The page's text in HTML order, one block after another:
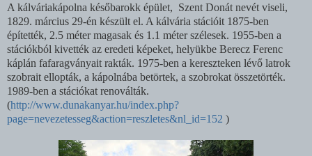
A kálváriakápolna későbarokk épület, Szent Donát nevét viseli,
1829. március 29-én készült el. A kálvária stációit 1875-ben
építették, 2.5 méter magasak és 1.1 méter szélesek. 1955-ben a
stációkból kivették az eredeti képeket, helyükbe Berecz Ferenc
káplán fafaragványait rakták. 1975-ben a kereszteken lévő latrok
szobrait ellopták, a kápolnába betörtek, a szobrokat összetörték.
1989-ben a stációkat renoválták.
(http://www.dunakanyar.hu/index.php?
page=nevezetesseg&action=reszletes&nl_id=152 )